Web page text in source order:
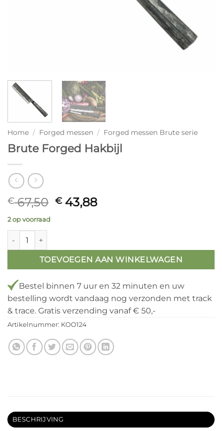
Home / Forged messen / Forged messen Brute serie
Brute Forged Hakbijl
€67,50 Oorspronkelijke
€43,88Huidige
2 op voorraad
Brute Forged Hakbijl aantal
TOEVOEGEN AAN WINKELWAGEN
Bestel binnen 7 uur en 32 minuten en uw
bestelling wordt vandaag nog verzonden met track
& trace. Gratis verzending vanaf € 50,-
Artikelnummer: KOO124
BESCHRIJVING